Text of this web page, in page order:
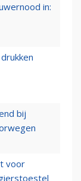
in:
bij
voor